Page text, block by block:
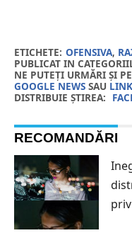
ETICHETE: OFENSIVA,
PUBLICAT IN
NE PUTEȚI URMĂRI ȘI PE
GOOGLE NEWSSAU
DISTRIBUIE ȘTIREA:
RECOMANDĂRI